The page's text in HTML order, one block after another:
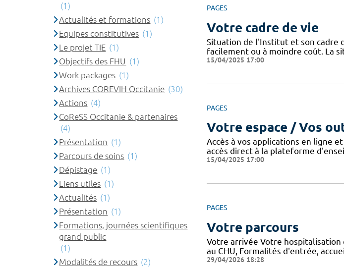
PAGES
Votre cadre de vie
Situation de l'Institut et son cadre
facilement ou à moindre coût. La
15/04/2025 17:00
PAGES
Votre espace / Vos
Accès à vos applications en ligne
accès direct à la plateforme
15/04/2025 17:00
PAGES
Votre parcours
Votre arrivée Votre hospitalisation
au CHU, Formalités d'entrée,
29/04/2026 18:28
(1)
Actualités et formations (1)
Equipes constitutives (1)
Le projet TIE (1)
Objectifs des FHU (1)
Work packages (1)
Archives COREVIH Occitanie (30)
Actions (4)
CoReSS Occitanie & partenaires
(4)
Présentation (1)
Parcours de soins (1)
Dépistage (1)
Liens utiles (1)
Actualités (1)
Présentation (1)
Formations, journées scientifiques
grand public
(1)
Modalités de recours (2)